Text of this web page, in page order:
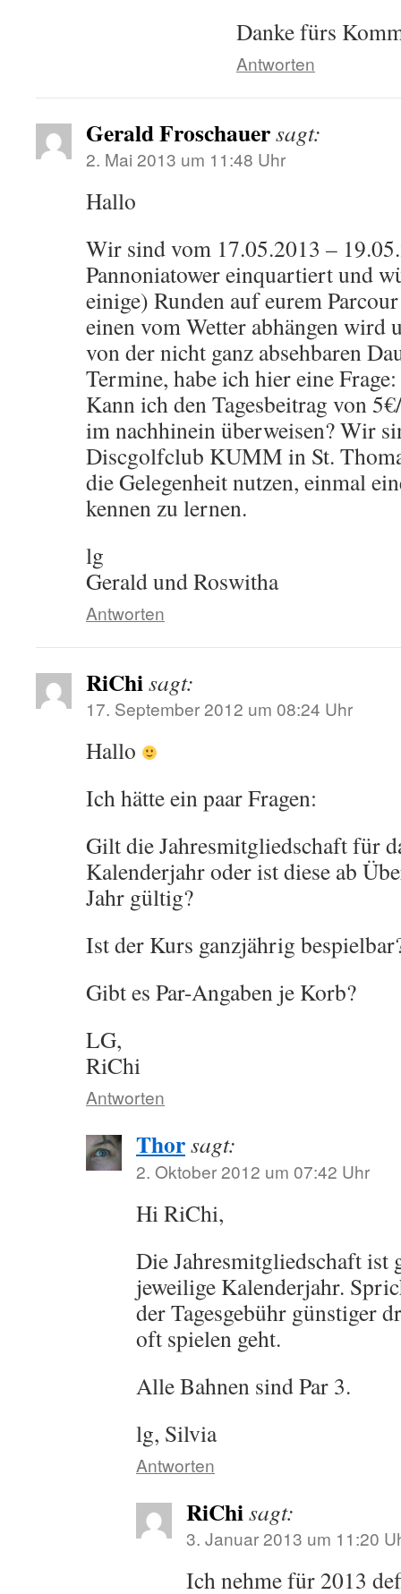
Danke fürs
Antworten
Gerald Froschauersagt:
2. Mai 2013 um 11:48 Uhr
Hallo
Wir sind vom 17.05.2013 –
Pannoniatower einquartiert und
einige) Runden auf eurem
einen vom Wetter abhängen wird
von der nicht ganz absehbaren
Termine, habe ich hier eine Frage:
Kann ich den Tagesbeitrag von
im nachhinein überweisen? Wir
Discgolfclub KUMM in St.
die Gelegenheit nutzen, einmal
kennen zu lernen.
lg
Gerald und Roswitha
Antworten
RiChisagt:
17. September 2012 um 08:24 Uhr
Hallo
Ich hätte ein paar Fragen:
Gilt die Jahresmitgliedschaft für
Kalenderjahr oder ist diese ab
Jahr gültig?
Ist der Kurs ganzjährig
Gibt es Par-Angaben je Korb?
LG,
RiChi
Antworten
Thorsagt:
2. Oktober 2012 um 07:42 Uhr
Hi RiChi,
Die Jahresmitgliedschaft ist
jeweilige Kalenderjahr.
der Tagesgebühr günstiger
oft spielen geht.
Alle Bahnen sind Par 3.
lg, Silvia
Antworten
RiChisagt:
3. Januar 2013 um 11:20
Ich nehme für 2013